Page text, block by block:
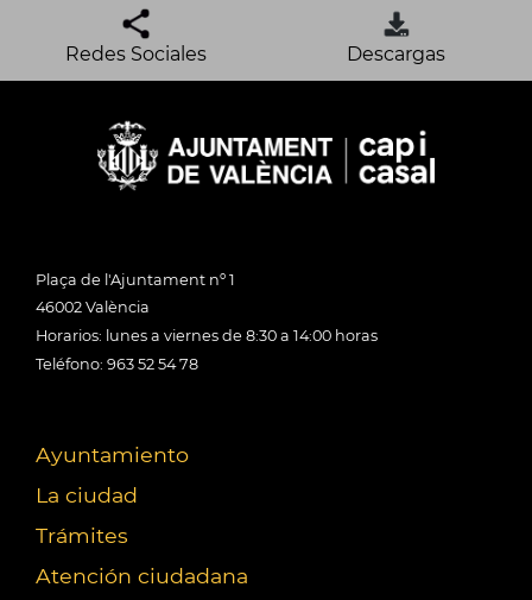
Redes Sociales Descargas
Plaça de l'Ajuntament nº 1
46002 València
Horarios: lunes a viernes de 8:30 a 14:00 horas
Teléfono: 963 52 54 78
Ayuntamiento
La ciudad
Trámites
Atención ciudadana